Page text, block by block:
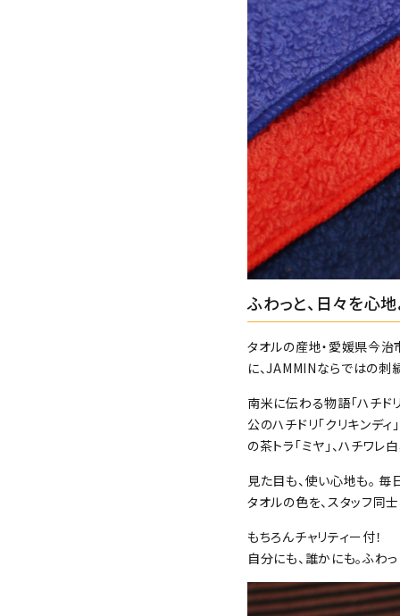
ふわっと、日々を心
タオルの産地・愛媛県今治
に、JAMMINならではの刺
南米に伝わる物語「ハチド
公のハチドリ「クリキンデ
の茶トラ「ミヤ」、ハチワレ
見た目も、使い心地も。
タオルの色を、スタッフ同
もちろんチャリティー付！
自分にも、誰かにも。ふわ